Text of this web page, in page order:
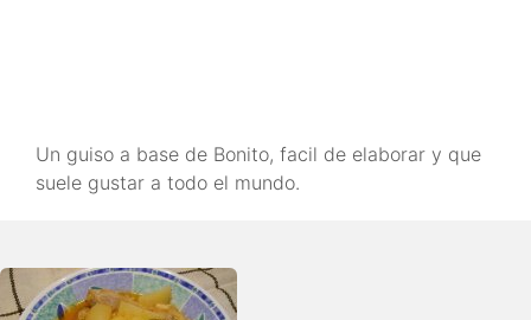
Un guiso a base de Bonito, facil de elaborar y que
suele gustar a todo el mundo.